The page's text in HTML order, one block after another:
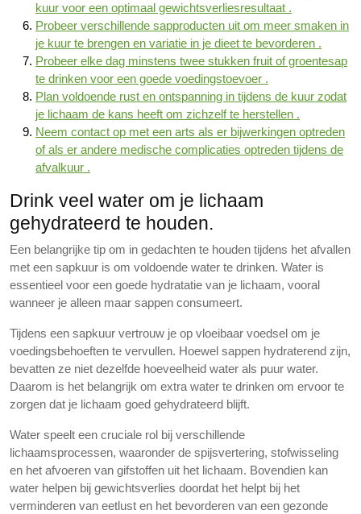
kuur voor een optimaal gewichtsverliesresultaat .
Probeer verschillende sapproducten uit om meer smaken in
je kuur te brengen en variatie in je dieet te bevorderen .
Probeer elke dag minstens twee stukken fruit of groentesap
te drinken voor een goede voedingstoevoer .
Plan voldoende rust en ontspanning in tijdens de kuur zodat
je lichaam de kans heeft om zichzelf te herstellen .
Neem contact op met een arts als er bijwerkingen optreden
of als er andere medische complicaties optreden tijdens de
afvalkuur .
Drink veel water om je lichaam
gehydrateerd te houden.
Een belangrijke tip om in gedachten te houden tijdens het afvallen
met een sapkuur is om voldoende water te drinken. Water is
essentieel voor een goede hydratatie van je lichaam, vooral
wanneer je alleen maar sappen consumeert.
Tijdens een sapkuur vertrouw je op vloeibaar voedsel om je
voedingsbehoeften te vervullen. Hoewel sappen hydraterend zijn,
bevatten ze niet dezelfde hoeveelheid water als puur water.
Daarom is het belangrijk om extra water te drinken om ervoor te
zorgen dat je lichaam goed gehydrateerd blijft.
Water speelt een cruciale rol bij verschillende
lichaamsprocessen, waaronder de spijsvertering, stofwisseling
en het afvoeren van gifstoffen uit het lichaam. Bovendien kan
water helpen bij gewichtsverlies doordat het helpt bij het
verminderen van eetlust en het bevorderen van een gezonde